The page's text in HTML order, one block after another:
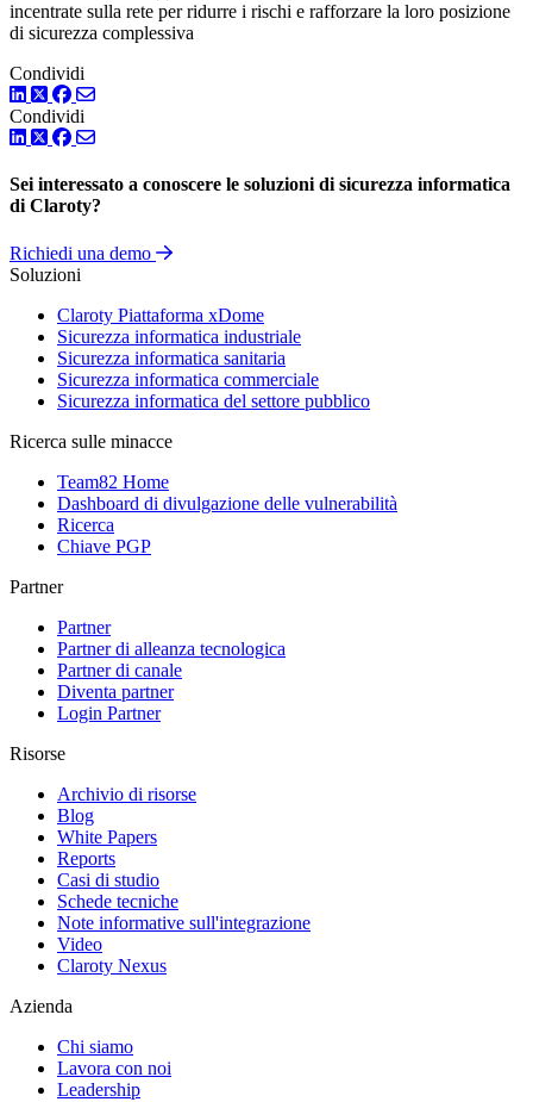
incentrate sulla rete per ridurre i rischi e rafforzare la loro posizione
di sicurezza complessiva
Condividi
LinkedIn
TwitterFacebook
Condividi
LinkedIn
TwitterFacebook
Sei interessato a conoscere le soluzioni di sicurezza informatica
di Claroty?
Richiedi una demo
Soluzioni
Claroty Piattaforma xDome
Sicurezza informatica industriale
Sicurezza informatica sanitaria
Sicurezza informatica commerciale
Sicurezza informatica del settore pubblico
Ricerca sulle minacce
Team82 Home
Dashboard di divulgazione delle vulnerabilità
Ricerca
Chiave PGP
Partner
Partner
Partner di alleanza tecnologica
Partner di canale
Diventa partner
Login Partner
Risorse
Archivio di risorse
Blog
White Papers
Reports
Casi di studio
Schede tecniche
Note informative sull'integrazione
Video
Claroty Nexus
Azienda
Chi siamo
Lavora con noi
Leadership